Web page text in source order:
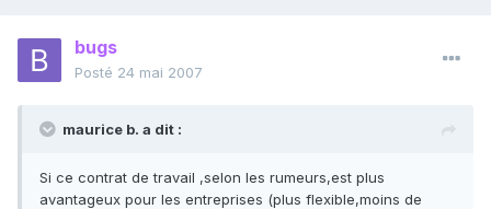
bugs
Posté 24 mai 2007
maurice b. a dit :
Si ce contrat de travail ,selon les rumeurs,est plus
avantageux pour les entreprises (plus flexible,moins de